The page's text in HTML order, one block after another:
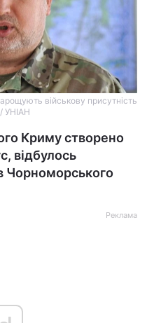
військову присутність
УНІАН
Криму створено
відбулось
Чорноморського
Реклама